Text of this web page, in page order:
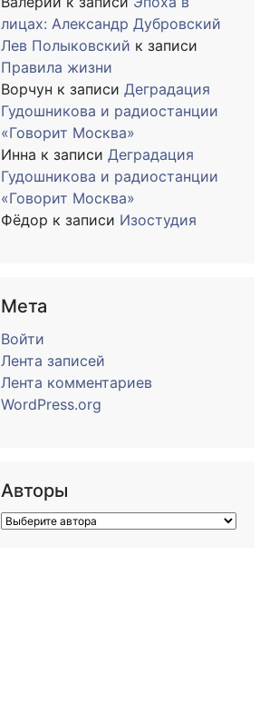
лицах: Александр Дубровский
Лев Полыковский к записи
Правила жизни
Ворчун к записи Деградация
Гудошникова и радиостанции
«Говорит Москва»
Инна к записи Деградация
Гудошникова и радиостанции
«Говорит Москва»
Фёдор к записи Изостудия
Мета
Войти
Лента записей
Лента комментариев
WordPress.org
Авторы